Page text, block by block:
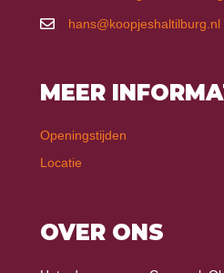
hans@koopjeshaltilburg.nl
MEER
Openingstijden
Locatie
OVER ONS